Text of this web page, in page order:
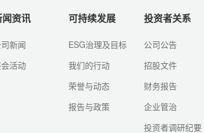
闻资讯
新闻
活动
可持续发展
ESG治理及目标
我们的行动
荣誉与动态
报告与政策
投资者关系
公司公告
招股文件
财务报告
企业管治
投资者调研纪要